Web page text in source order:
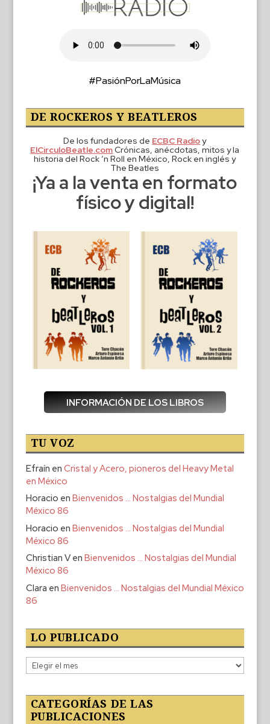
#PasiónPorLaMúsica
DE ROCKEROS Y BEATLEROS
De los fundadores de ECBC Radioy
ElCirculoBeatle.comCrónicas, anécdotas, mitos y la
historia del Rock ‘n Roll en México, Rock en inglés y
The Beatles
¡Ya a la venta en formato
físico y digital!
INFORMACIÓN DE LOS LIBROS
TU VOZ
Efraín en Cristal y Acero, pioneros del Heavy Metal
en México
Horacio en Bienvenidos … Nostalgias del Mundial
México 86
Horacio en Bienvenidos … Nostalgias del Mundial
México 86
Christian Ven Bienvenidos … Nostalgias del Mundial
México 86
Clara en Bienvenidos … Nostalgias del Mundial México
86
LO PUBLICADO
Lo
publicado
CATEGORÍAS DE LAS
PUBLICACIONES